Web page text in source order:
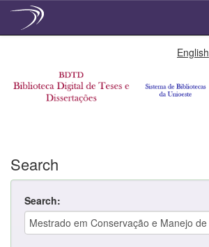
English
Search
Search: